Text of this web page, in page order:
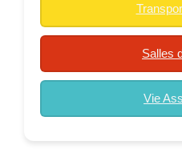
Salles
Vie